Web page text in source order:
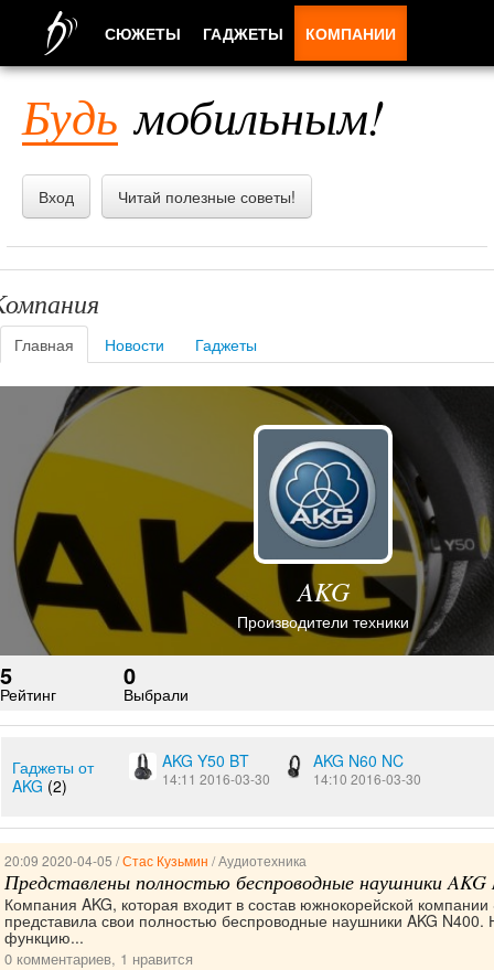
Будь мобильным!
Вход Читай полезные советы!
Главная Новости Гаджеты
AKG
Производители техники
5
Рейтинг
0
Выбрали
Гаджеты от
AKG (2)
AKG Y50 BT
14:11 2016-03-30
AKG N60 NC
14:10 2016-03-30
20:09 2020-04-05 /Стас Кузьмин / Аудиотехника
Представлены полностью беспроводные наушники AKG
Компания AKG, которая входит в состав южнокорейской
представила свои полностью беспроводные наушники AKG N400.
функцию...
0 комментариев, 1 нравится
СЮЖЕТЫ ГАДЖЕТЫ КОМПАНИИ
ПРИЛОЖЕНИЯ